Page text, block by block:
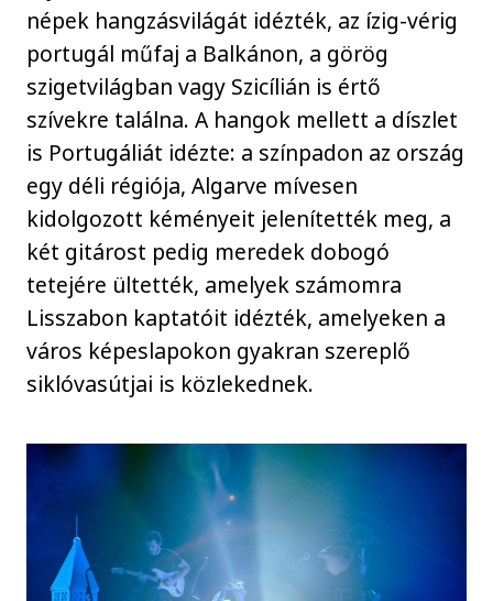
népek hangzásvilágát idézték, az ízig-vérig
portugál műfaj a Balkánon, a görög
szigetvilágban vagy Szicílián is értő
szívekre találna. A hangok mellett a díszlet
is Portugáliát idézte: a színpadon az ország
egy déli régiója, Algarve mívesen
kidolgozott kéményeit jelenítették meg, a
két gitárost pedig meredek dobogó
tetejére ültették, amelyek számomra
Lisszabon kaptatóit idézték, amelyeken a
város képeslapokon gyakran szereplő
siklóvasútjai is közlekednek.